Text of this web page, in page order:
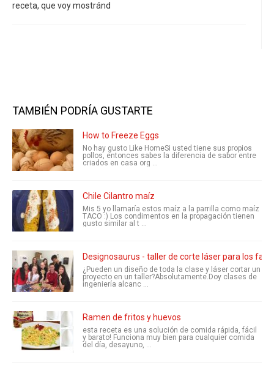
receta, que voy mostránd
TAMBIÉN PODRÍA GUSTARTE
How to Freeze Eggs
No hay gusto Like HomeSi usted tiene sus propios
pollos, entonces sabes la diferencia de sabor entre
criados en casa org ...
Chile Cilantro maíz
Mis 5 yo llamaría estos maíz a la parrilla como maíz
TACO :) Los condimentos en la propagación tienen
gusto similar al t ...
Designosaurus - taller de corte láser para los
¿Pueden un diseño de toda la clase y láser cortar un
proyecto en un taller?Absolutamente.Doy clases de
ingeniería alcanc ...
Ramen de fritos y huevos
esta receta es una solución de comida rápida, fácil
y barato! Funciona muy bien para cualquier comida
del día, desayuno, ...